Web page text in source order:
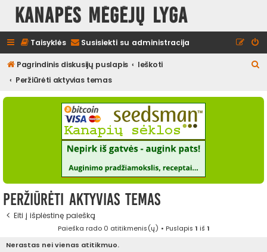
Kanapės mėgėjų lyga
Taisyklės Susisiekti su administracija
Pagrindinis diskusijų puslapis
Ieškoti
Peržiūrėti aktyvias temas
š
Peržiūrėti aktyvias temas
Eiti į išplėstinę paiešką
Paieška rado 0 atitikmenis(ų) • Puslapis 1 iš 1
Nerastas nei vienas atitikmuo.